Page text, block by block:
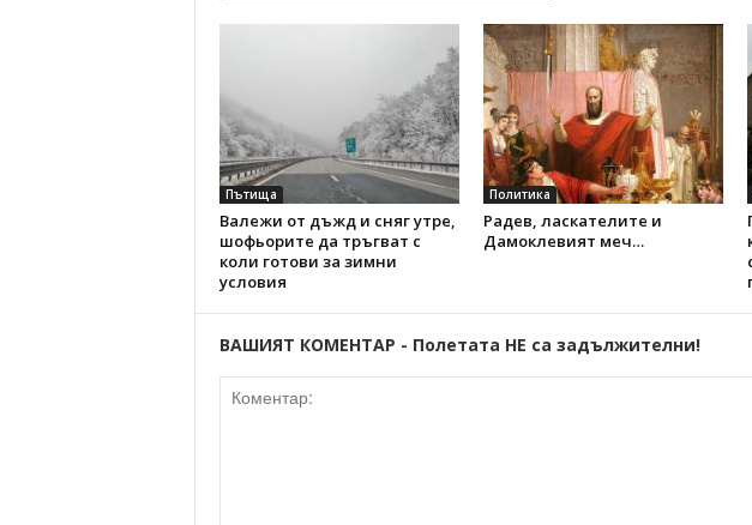
Пътища
Валежи от дъжд и сняг утре,
шофьорите да тръгват с
коли готови за зимни
условия
Политика
Радев, ласкателите и
Дамоклевият меч…
ВАШИЯТ КОМЕНТАР - Полетата НЕ са задължителни!